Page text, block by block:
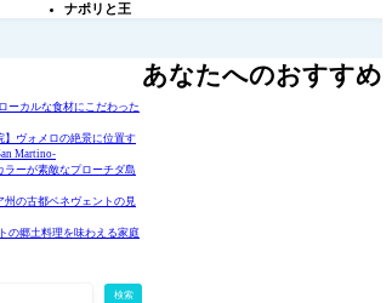
ナポリと王
ーカルな食材にこだわった
】ヴォメロの絶景に位置す
Martino-
ラーが素敵なプローチダ島
州の古都ベネヴェントの見
の郷土料理を味わえる家庭
検索
あなたへのおすすめ